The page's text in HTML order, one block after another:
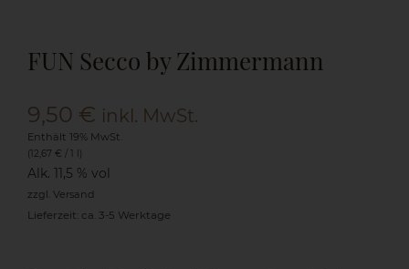
Aktuelles
Kontakt
FUN Secco by Zimmermann
9,50 € inkl. MwSt.
Enthält 19% MwSt.
(12,67 € / 1 l)
Alk. 11,5 % vol
zzgl. Versand
Lieferzeit: ca. 3-5 Werktage